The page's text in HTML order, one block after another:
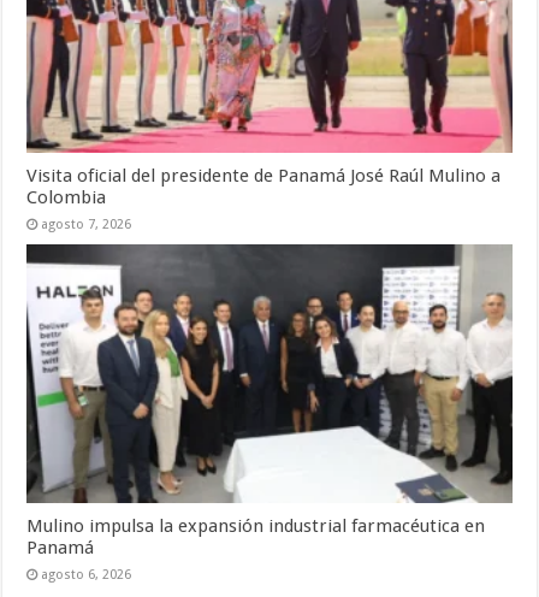
Visita oficial del presidente de Panamá José Raúl Mulino a
Colombia
agosto 7, 2026
Mulino impulsa la expansión industrial farmacéutica en
Panamá
agosto 6, 2026